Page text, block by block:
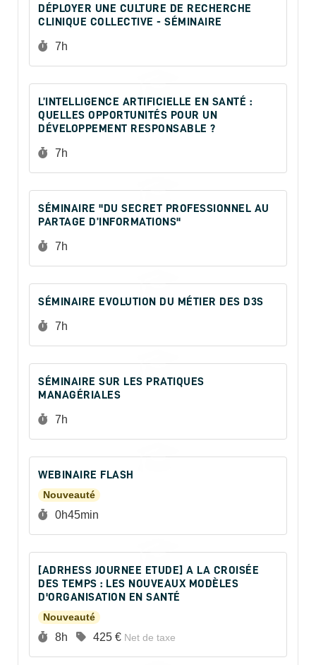
DÉPLOYER UNE CULTURE DE RECHERCHE
CLINIQUE COLLECTIVE - SÉMINAIRE
Durée :
7h
L’INTELLIGENCE ARTIFICIELLE EN SANTÉ :
QUELLES OPPORTUNITÉS POUR UN
DÉVELOPPEMENT RESPONSABLE ?
Durée :
7h
SÉMINAIRE "DU SECRET PROFESSIONNEL AU
PARTAGE D’INFORMATIONS"
Durée :
7h
SÉMINAIRE EVOLUTION DU MÉTIER DES D3S
Durée :
7h
SÉMINAIRE SUR LES PRATIQUES
MANAGÉRIALES
Durée :
7h
WEBINAIRE FLASH
Nouveauté
Durée :
0h45min
[ADRHESS JOURNEE ETUDE] A LA CROISÉE
DES TEMPS : LES NOUVEAUX MODÈLES
D'ORGANISATION EN SANTÉ
Nouveauté
Durée :
8h Prix :
425 € Net de taxe